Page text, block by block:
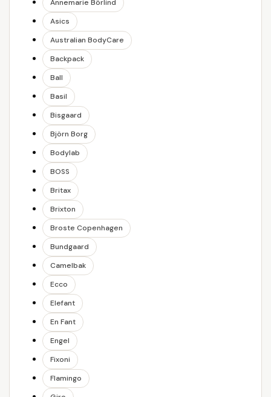
Annemarie Börlind
Asics
Australian BodyCare
Backpack
Ball
Basil
Bisgaard
Björn Borg
Bodylab
BOSS
Britax
Brixton
Broste Copenhagen
Bundgaard
Camelbak
Ecco
Elefant
En Fant
Engel
Fixoni
Flamingo